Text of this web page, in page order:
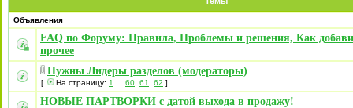
Объявления
FAQ по Форуму: Правила, Проблемы и решения, Как
прочее
Нужны Лидеры разделов (модераторы)
[ На страницу: 1 60 61 62 ]
НОВЫЕ ПАРТВОРКИ с датой выхода в продажу!